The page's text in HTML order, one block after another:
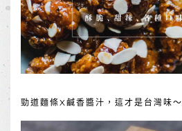
勁道麵條X鹹香醬汁，這才是台灣味～